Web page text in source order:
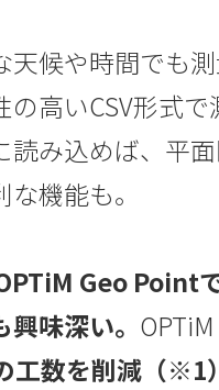
天候や時間でも
の高いCSV形式
読み込めば、平
な機能も。
Geo Point
興味深い。
工数を削減（※1